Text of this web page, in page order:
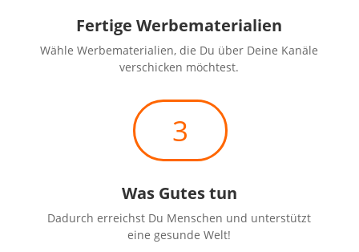
Fertige Werbematerialien
Wähle Werbematerialien, die Du über Deine Kanäle
verschicken möchtest.
3
Was Gutes tun
Dadurch erreichst Du Menschen und unterstützt
eine gesunde Welt!